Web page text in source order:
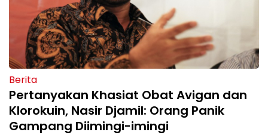
Berita
Pertanyakan Khasiat Obat Avigan dan
Klorokuin, Nasir Djamil: Orang Panik
Gampang Diimingi-imingi